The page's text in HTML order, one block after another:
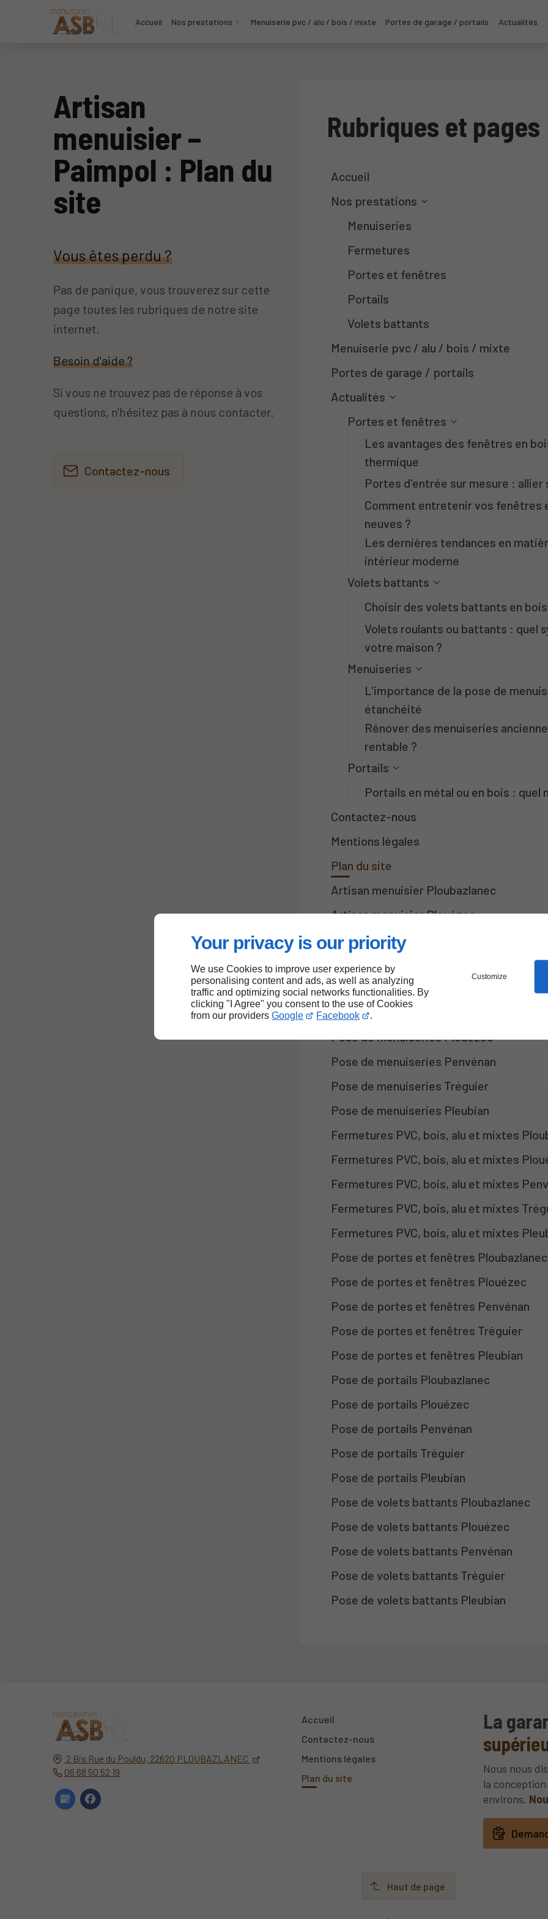
Your privacy is our priority
We use Cookies to improve user experience by
personalising content and ads, as well as analyzing
traffic and optimizing social networks functionalities. By
clicking "I Agree" you consent to the use of Cookies
from our providers Google Facebook .
Customize
Accueil Nos prestations Menuiserie pvc / alu / bois / mixte Portes de garage / portails Actualités
Artisan
menuisier –
Paimpol : Plan du
site
Vous êtes perdu ?
Pas de panique, vous trouverez sur cette
page toutes les rubriques de notre site
internet.​​
Besoin d'aide ?
Si vous ne trouvez pas de réponse à vos
questions, n'hésitez pas à nous contacter.
Contactez-nous
Rubriques et pages
Accueil
Nos prestations
Menuiseries
Fermetures
Portes et fenêtres
Portails
Volets battants
Menuiserie pvc / alu / bois / mixte
Portes de garage / portails
Actualités
Portes et fenêtres
Les avantages des fenêtres en
thermique
Portes d'entrée sur mesure :
Comment entretenir vos fenêtres
neuves ?
Les dernières tendances en
intérieur moderne
Volets battants
Choisir des volets battants en
Volets roulants ou battants : quel
votre maison ?
Menuiseries
L'importance de la pose de
étanchéité
Rénover des menuiseries
rentable ?
Portails
Portails en métal ou en bois :
Contactez-nous
Mentions légales
Plan du site
Artisan menuisier Ploubazlanec
Artisan menuisier Plouézec
Artisan menuisier Penvénan
Artisan menuisier Tréguier
Artisan menuisier Pleubian
Pose de menuiseries Ploubazlanec
Pose de menuiseries Plouézec
Pose de menuiseries Penvénan
Pose de menuiseries Tréguier
Pose de menuiseries Pleubian
Fermetures PVC, bois, alu et mixtes
Fermetures PVC, bois, alu et mixtes
Fermetures PVC, bois, alu et mixtes
Fermetures PVC, bois, alu et mixtes
Fermetures PVC, bois, alu et mixtes
Pose de portes et fenêtres Ploubazlanec
Pose de portes et fenêtres Plouézec
Pose de portes et fenêtres Penvénan
Pose de portes et fenêtres Tréguier
Pose de portes et fenêtres Pleubian
Pose de portails Ploubazlanec
Pose de portails Plouézec
Pose de portails Penvénan
Pose de portails Tréguier
Pose de portails Pleubian
Pose de volets battants Ploubazlanec
Pose de volets battants Plouézec
Pose de volets battants Penvénan
Pose de volets battants Tréguier
Pose de volets battants Pleubian
2 Bis Rue du Pouldu, 22620 PLOUBAZLANEC
06 68 50 52 19
Accueil
Contactez-nous
Mentions légales
Plan du site
La
Nous nous
la
environs.
Haut de page